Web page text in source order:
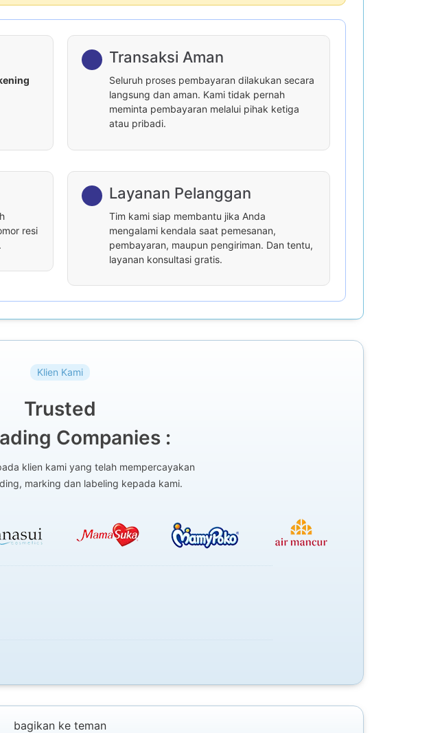
Transaksi Aman
Seluruh proses pembayaran dilakukan secara
langsung dan aman. Kami tidak pernah
meminta pembayaran melalui pihak ketiga
atau pribadi.
resi
Layanan Pelanggan
Tim kami siap membantu jika Anda
mengalami kendala saat pemesanan,
pembayaran, maupun pengiriman. Dan tentu,
layanan konsultasi gratis.
Klien Kami
Trusted
Companies :
klien kami yang telah mempercayakan
marking dan labeling kepada kami.
bagikan ke teman